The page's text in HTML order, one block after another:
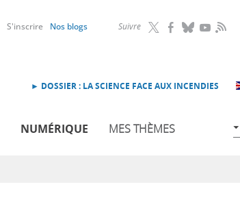
Suivre RSS
S'inscrire Nos blogs
► DOSSIER : LA SCIENCE FACE AUX INCENDIES
NUMÉRIQUE MES THÈMES